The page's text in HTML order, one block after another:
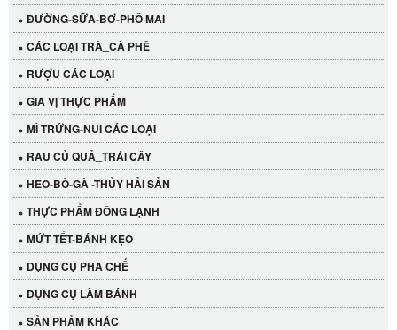
ĐƯỜNG-SỮA-BƠ-PHÔ MAI
CÁC LOẠI TRÀ_CÀ PHÊ
RƯỢU CÁC LOẠI
GIA VỊ THỰC PHẨM
MÌ TRỨNG-NUI CÁC LOẠI
RAU CỦ QUẢ_TRÁI CÂY
HEO-BÒ-GÀ -THỦY HẢI SẢN
THỰC PHẨM ĐÔNG LẠNH
MỨT TẾT-BÁNH KẸO
DỤNG CỤ PHA CHẾ
DỤNG CỤ LÀM BÁNH
SẢN PHẢM KHÁC